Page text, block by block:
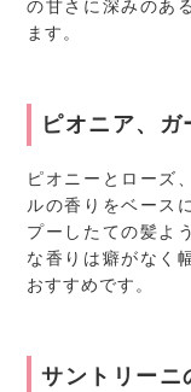
の甘さに深みのあ
ます。
ピオニア、ガ
ピオニーとローズ
ルの香りをベース
プーしたての髪よ
な香りは癖がなく
おすすめです。
サントリーニ